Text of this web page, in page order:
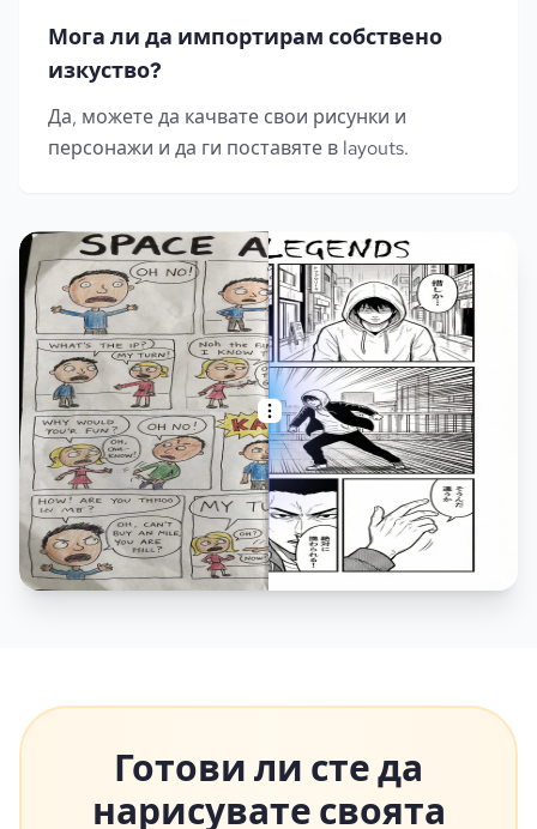
Мога ли да импортирам собствено
изкуство?
Да, можете да качвате свои рисунки и
персонажи и да ги поставяте в layouts.
Готови ли сте да
нарисувате своята